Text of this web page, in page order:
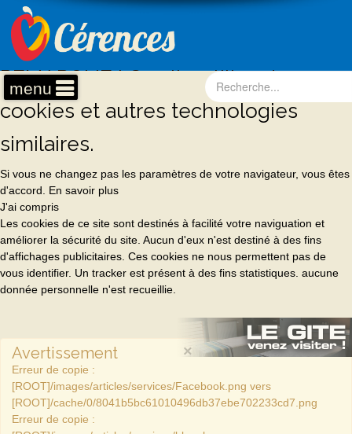
REMARQUE ! Ce site utilise des
cookies et autres technologies
similaires.
Si vous ne changez pas les paramètres de votre navigateur, vous êtes
d'accord. En savoir plus
J'ai compris
Les cookies de ce site sont destinés à facilité votre naviguation et
améliorer la sécurité du site. Aucun d'eux n'est destiné à des fins
d'affichages publicitaires. Ces cookies ne nous permettent pas de
vous identifier. Un tracker est présent à des fins statistiques. aucune
donnée personnelle n'est recueillie.
menu
×
Avertissement
Erreur de copie :
[ROOT]/images/articles/services/Facebook.png vers
[ROOT]/cache/0/8041b5bc61010496db37ebe702233cd7.png
Erreur de copie :